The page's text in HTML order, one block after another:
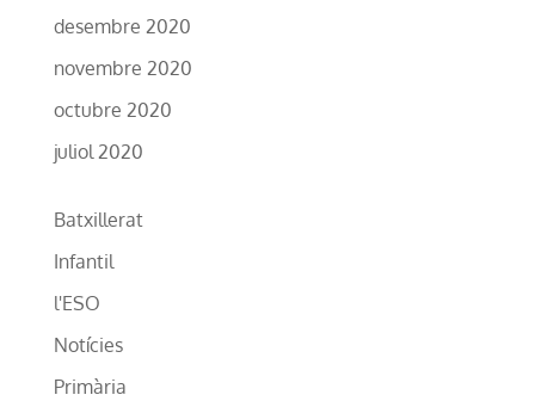
desembre 2020
novembre 2020
octubre 2020
juliol 2020
Batxillerat
Infantil
l'ESO
Notícies
Primària